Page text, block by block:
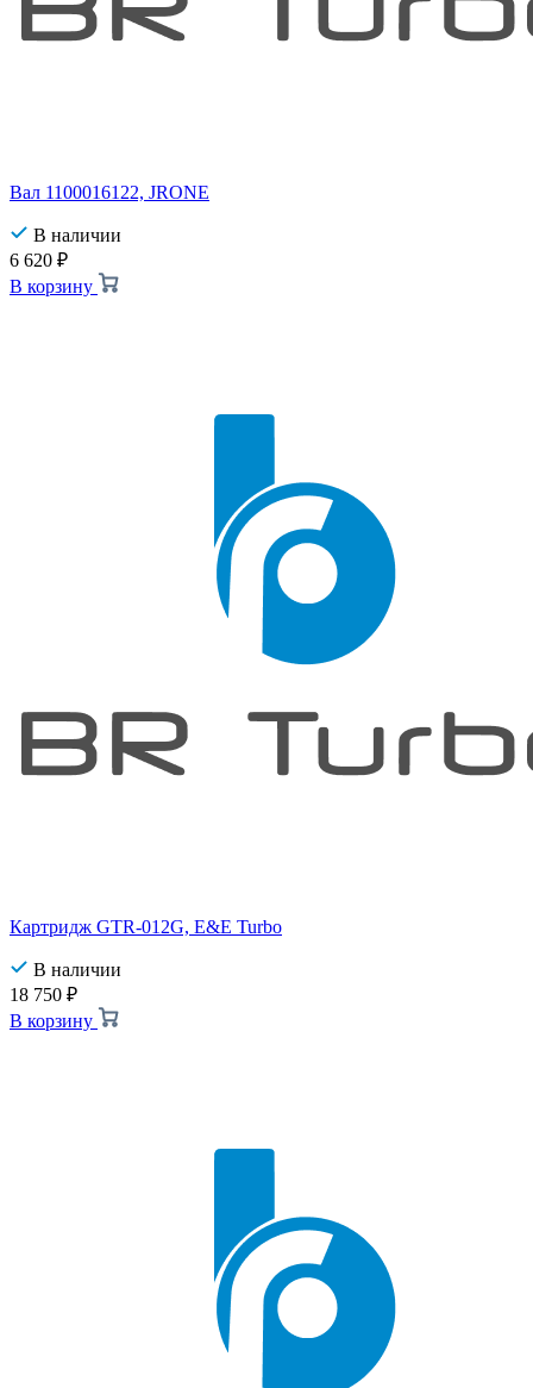
Вал 1100016122, JRONE
В наличии
6 620 ₽
В корзину
Картридж GTR-012G, E&E Turbo
В наличии
18 750 ₽
В корзину